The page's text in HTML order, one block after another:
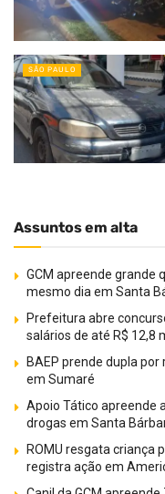
SÃO PAULO
Assuntos em alta
GCM apreende grande
mesmo dia em Santa
Prefeitura abre
salários de até R$ 12,8
BAEP prende dupla
em Sumaré
Apoio Tático apreende
drogas em Santa
ROMU resgata criança
registra ação em